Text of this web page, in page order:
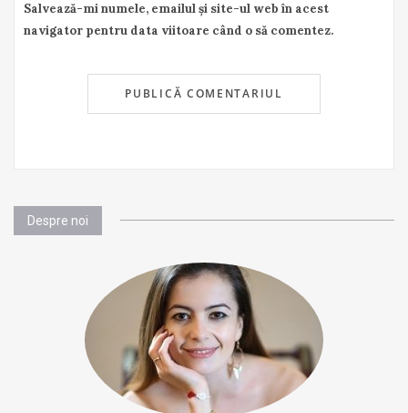
Salvează-mi numele, emailul și site-ul web în acest
navigator pentru data viitoare când o să comentez.
Despre noi